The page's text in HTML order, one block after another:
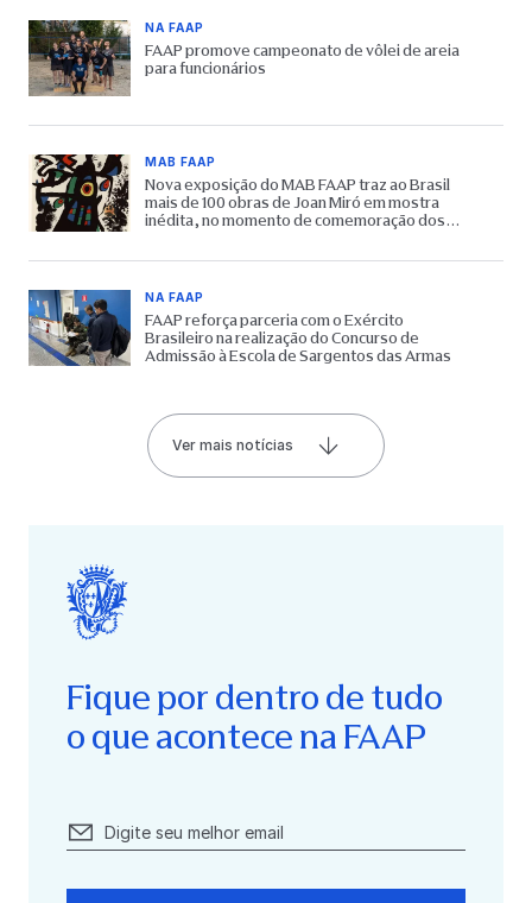
NA FAAP
FAAP promove campeonato de vôlei de areia
para funcionários
MAB FAAP
Nova exposição do MAB FAAP traz ao Brasil
mais de 100 obras de Joan Miró em mostra
inédita, no momento de comemoração dos
NA FAAP
FAAP reforça parceria com o Exército
Brasileiro na realização do Concurso de
Admissão à Escola de Sargentos das Armas
Ver mais notícias
Fique por dentro de tudo
o que acontece na FAAP